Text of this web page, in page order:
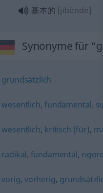
基本的 [jīběnde]
Synonyme für
grundsätzlich
wesentlich,fundamental,
wesentlich, kritisch (für),
radikal, fundamental,
vorig, vorherig,